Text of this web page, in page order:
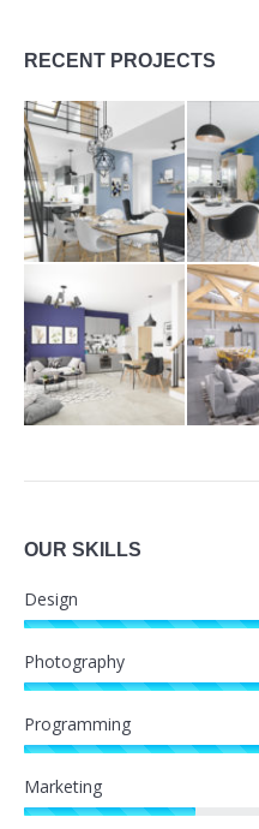
RECENT PROJECTS
OUR SKILLS
Design
Photography
Programming
Marketing